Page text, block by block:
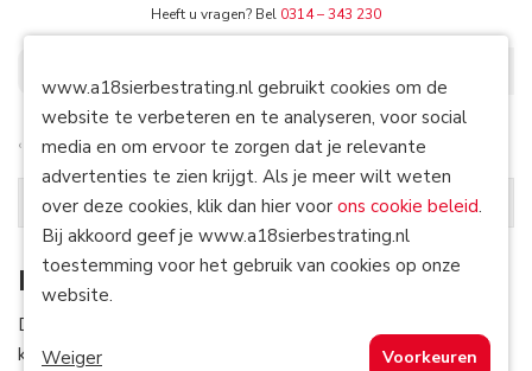
Heeft u vragen? Bel 0314 – 343 230
Terug naarTuintegels Home / Tuintegels / Betontegels
Tuintegels
Betontegels
De betontegels van A18 Sierbestrating zijn in alle soorten,
kleuren en maten verkrijgbaar. Ze staan voor een strak,
www.a18sierbestrating.nl gebruikt cookies om de
website te verbeteren en te analyseren, voor social
media en om ervoor te zorgen dat je relevante
advertenties te zien krijgt. Als je meer wilt weten
over deze cookies, klik dan hier voor ons cookie beleid.
Bij akkoord geef je www.a18sierbestrating.nl
toestemming voor het gebruik van cookies op onze
website.
Weiger Voorkeuren